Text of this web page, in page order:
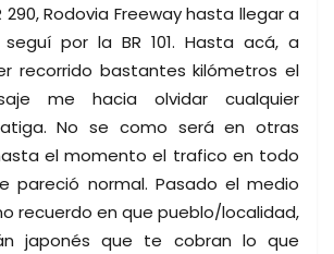
290, Rodovia Freeway hasta llegar a
por la BR 101. Hasta acá, a
recorrido bastantes kilómetros el
me hacia olvidar cualquier
No se como será en otras
el momento el trafico en todo
pareció normal. Pasado el medio
recuerdo en que pueblo/localidad,
japonés que te cobran lo que